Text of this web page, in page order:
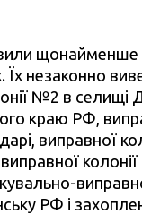
щонайменше
Їх незаконно
№2 в селищі
краю РФ,
виправної
РФ і